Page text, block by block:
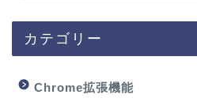
カテゴリー
Chrome拡張機能